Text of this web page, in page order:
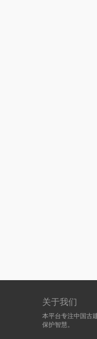
关于我们
本平台专注中国古
保护智慧。